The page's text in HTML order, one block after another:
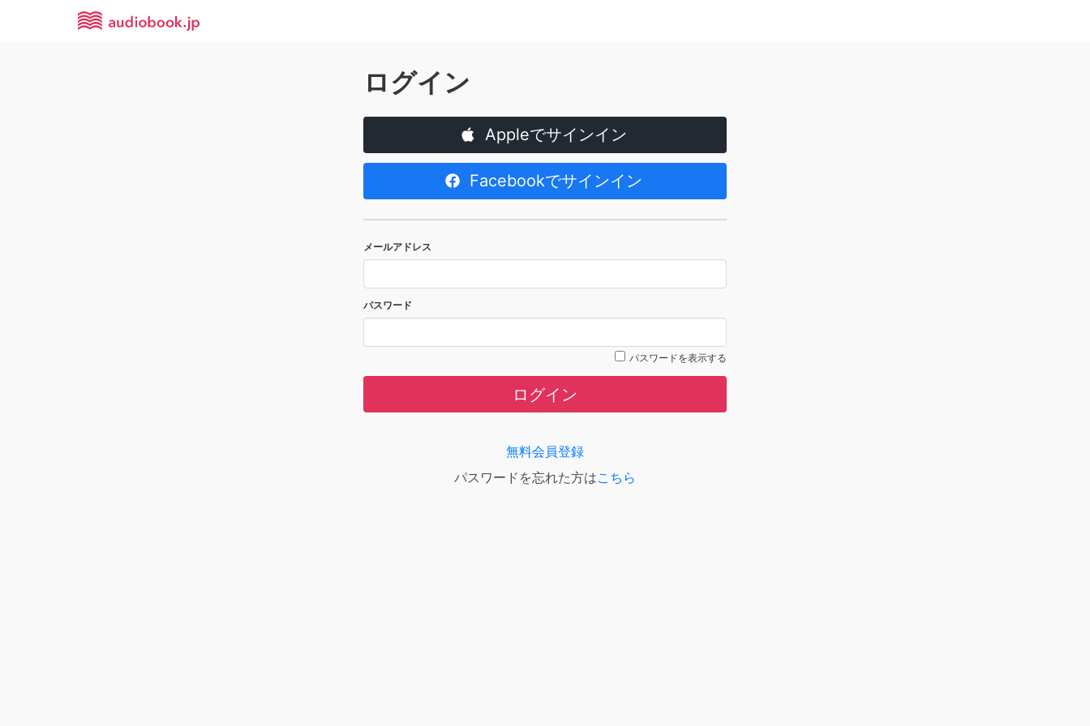
ログイン
Appleでサインイン
Facebookでサインイン
メールアドレス
パスワード
パスワードを表示する
ログイン
無料会員登録
パスワードを忘れた方はこちら